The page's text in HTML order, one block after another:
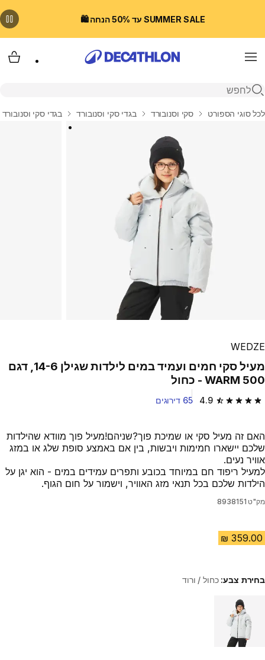
SUMMER SALE עד 50% הנחה 🛍️
Menu
פתיחת חיפוש
בית
לכל סוגי הספורט סקי וסנובורד בגדי סקי וסנובורד בגדי סקי
WEDZE
מעיל סקי חמים ועמיד במים לילדות שגילן 14-6, דגם
WARM 500 - כחול
4.9 4.9 out of 5 stars from 65 reviews 65 דירוגים
האם זה מעיל סקי או שמיכת פוך?שניהם!מעיל פוך מוודא שהילדות
שלכם יישארו חמימות ויבשות, בין אם באמצע סופת שלג או במזג
אוויר נעים.
למעיל ריפוד חם במיוחד בכובע ותפרים עמידים במים - הוא יגן על
הילדות שלכם בכל תנאי מזג האוויר, וישמור על חום הגוף.
מק"ט 8938151
בחירת צבע:כחול / ורוד
Choose a variant